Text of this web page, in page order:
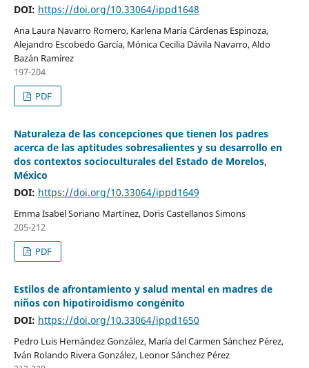
DOI: https://doi.org/10.33064/ippd1648
Ana Laura Navarro Romero, Karlena María Cárdenas Espinoza,
Alejandro Escobedo García, Mónica Cecilia Dávila Navarro, Aldo
Bazán Ramírez
197-204
PDF
Naturaleza de las concepciones que tienen los padres
acerca de las aptitudes sobresalientes y su desarrollo en
dos contextos socioculturales del Estado de Morelos,
México
DOI: https://doi.org/10.33064/ippd1649
Emma Isabel Soriano Martínez, Doris Castellanos Simons
205-212
PDF
Estilos de afrontamiento y salud mental en madres de
niños con hipotiroidismo congénito
DOI: https://doi.org/10.33064/ippd1650
Pedro Luis Hernández González, María del Carmen Sánchez Pérez,
Iván Rolando Rivera González, Leonor Sánchez Pérez